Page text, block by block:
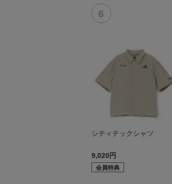
シティテックシャツ
9,020円
会員特典